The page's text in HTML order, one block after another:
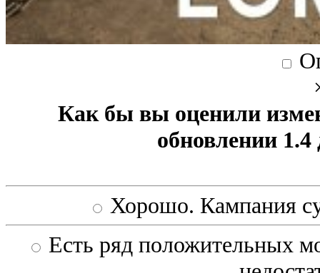
Как бы вы оценили
обновлении
Хорошо. Кампания
Есть ряд положительных